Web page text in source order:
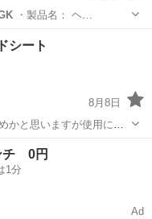
・製品名： ヘ…
シート
8月8日
かと思いますが使用に伴
。 詳細は以下ホ
www.pedal.jp/15ogk
チ 0円
1分
Ad